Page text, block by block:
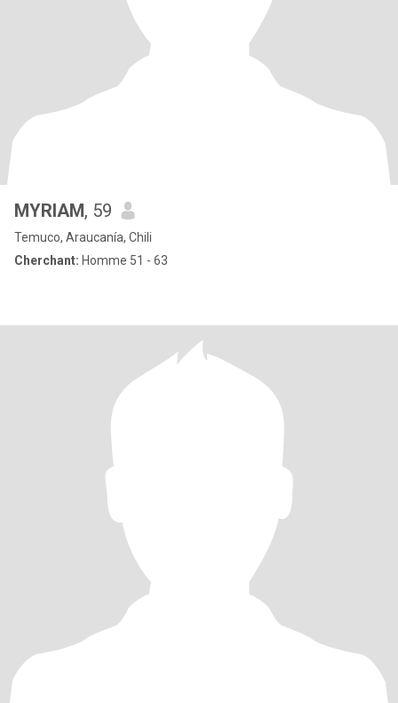
MYRIAM, 59
Temuco, Araucanía, Chili
Cherchant: Homme 51 - 63